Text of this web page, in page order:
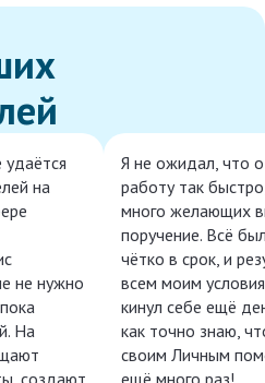
на
не нужно
На
Я не ожидал, что
работу так
много желающих
поручение. Всё
чётко в срок, и
всем моим
кинул себе ещё
как точно знаю,
своим Личным